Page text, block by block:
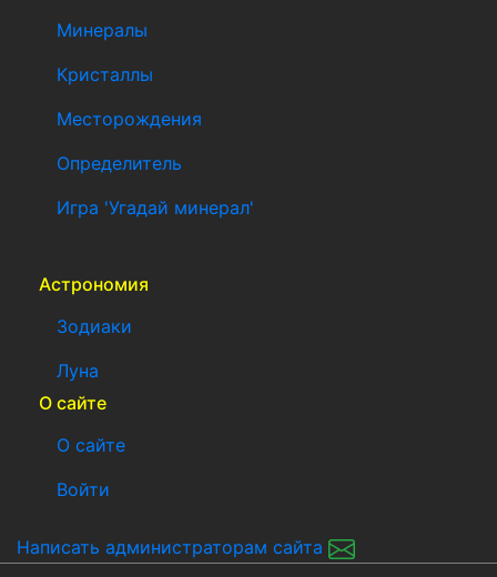
Минералы
Кристаллы
Месторождения
Определитель
Игра 'Угадай минерал'
Астрономия
Зодиаки
Луна
О сайте
О сайте
Войти
Написать администраторам сайта